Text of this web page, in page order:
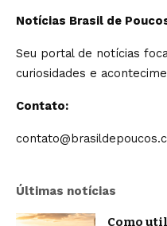
Notícias Brasil de
Seu portal de notícias
curiosidades e
Contato:
Últimas notícias
Como